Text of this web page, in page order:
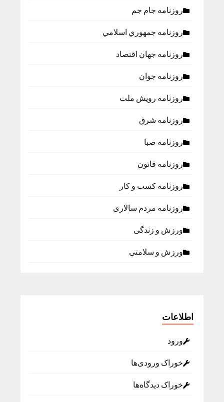
روزنامه جام جم
روزنامه جمهوري اسلامي
روزنامه جهان اقتصاد
روزنامه جوان
روزنامه رویش ملت
روزنامه شرق
روزنامه صبا
روزنامه قانون
روزنامه كسب و كار
روزنامه مردم سالاری
ورزش و زندگی
ورزش و سلامتی
اطلاعات
ورود
خوراک ورودی‌ها
خوراک دیدگاه‌ها